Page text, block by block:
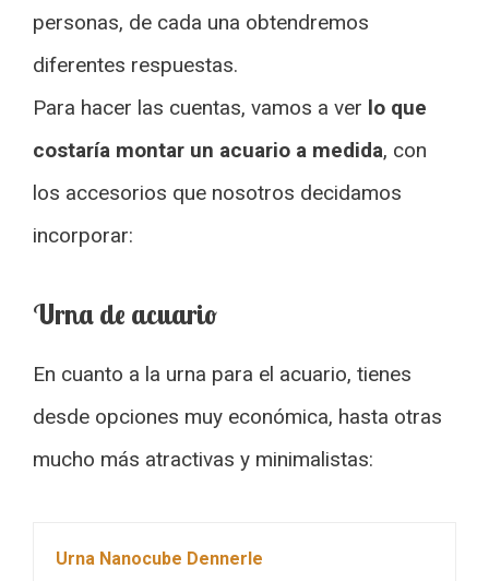
personas, de cada una obtendremos
diferentes respuestas.
Para hacer las cuentas, vamos a ver lo que
costaría montar un acuario a medida, con
los accesorios que nosotros decidamos
incorporar:
Urna de acuario
En cuanto a la urna para el acuario, tienes
desde opciones muy económica, hasta otras
mucho más atractivas y minimalistas:
Urna Nanocube Dennerle